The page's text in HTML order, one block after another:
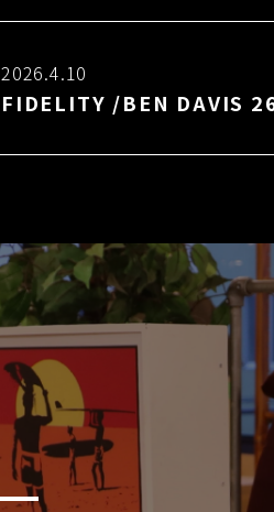
2026.4.10
FIDELITY /BEN DAVIS